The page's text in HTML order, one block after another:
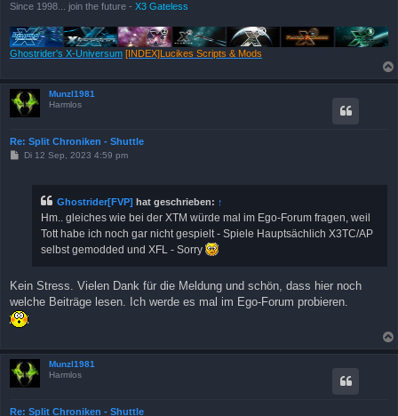
Since 1998... join the future - X3 Gateless
Ghostrider's X-Universum [INDEX]Lucikes Scripts & Mods
Munzl1981
Harmlos
Re: Split Chroniken - Shuttle
BDi 12 Sep, 2023 4:59 pm
Ghostrider[FVP] hat geschrieben: ↑
Hm.. gleiches wie bei der XTM würde mal im Ego-Forum fragen, weil
Tott habe ich noch gar nicht gespielt - Spiele Hauptsächlich X3TC/AP
selbst gemodded und XFL - Sorry
Kein Stress. Vielen Dank für die Meldung und schön, dass hier noch
welche Beiträge lesen. Ich werde es mal im Ego-Forum probieren.
Munzl1981
Harmlos
Re: Split Chroniken - Shuttle